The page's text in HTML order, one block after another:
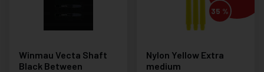
Winmau Vecta Shaft
Black Between
35 %
Nylon Yellow Extra
medium